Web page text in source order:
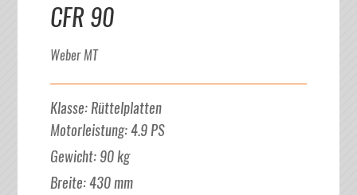
CFR 90
Weber MT
Klasse:Rüttelplatten
Motorleistung:4.9PS
Gewicht: 90kg
Breite:430mm